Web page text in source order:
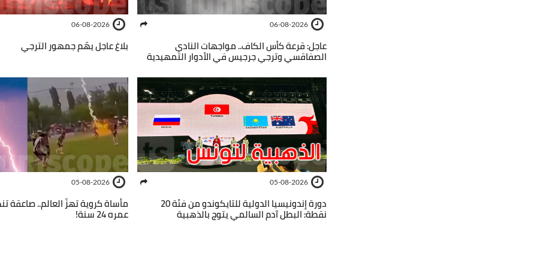
06-08-2026
عاجل: قرعة كأس الكاف.. مواجهات النادي
الصفاقسي وترجي جرجيس في الأدوار التمهيدية
06-08-2026
بلاغ عاجل يهّم جمهور الترجي
05-08-2026
دورة إندونيسيا الدولية للتايكوندو من فئة 20
نقطة: البطل آدم السالمي يتوج بالذهبية
05-08-2026
مأساة كروية تهزّ العالم.. صاعقة
عمره 24 سنة!